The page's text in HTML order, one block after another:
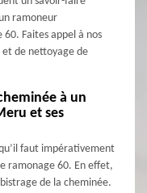
ramoneur
Faites appel à nos
et de nettoyage de
à un
et ses
faut impérativement
ramonage 60. En effet,
de la cheminée.